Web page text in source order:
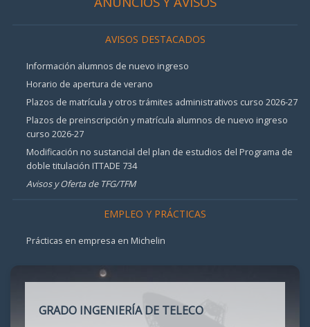
AVISOS DESTACADOS
Información alumnos de nuevo ingreso
Horario de apertura de verano
Plazos de matrícula y otros trámites administrativos curso 2026-27
Plazos de preinscripción y matrícula alumnos de nuevo ingreso
curso 2026-27
Modificación no sustancial del plan de estudios del Programa de
doble titulación ITTADE 734
Avisos y Oferta de TFG/TFM
EMPLEO Y PRÁCTICAS
Prácticas en empresa en Michelin
GRADO INGENIERÍA DE TELECO